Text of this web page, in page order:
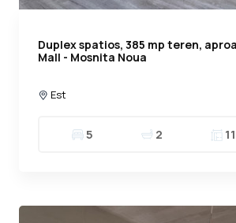
Duplex spatios, 385 mp teren,
Mall - Mosnita Noua
Est
5 2